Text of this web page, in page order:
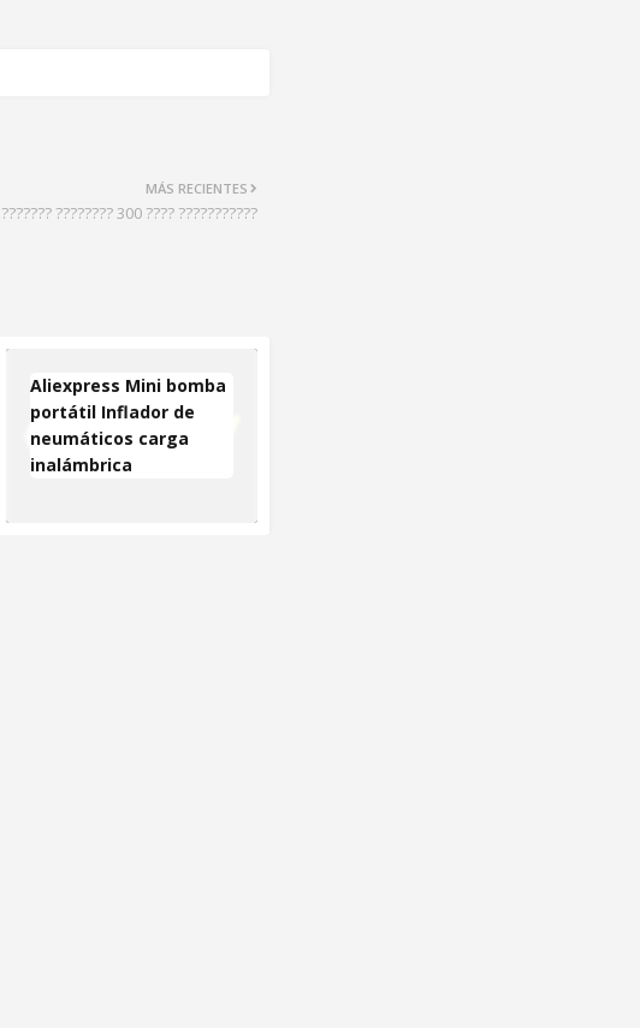
MÁS RECIENTES
??????? ???????? 300 ???? ???????????
Aliexpress Mini bomba
portátil Inflador de
neumáticos carga
inalámbrica